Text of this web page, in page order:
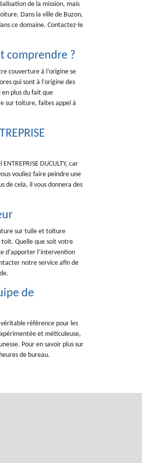
de la mission, mais
Dans la ville de Buzon,
ce domaine. Contactez-le
comprendre ?
couverture à l’origine se
qui sont à l’origine des
plus du fait que
sur toiture, faites appel à
DUCULTY, car
vouliez faire peindre une
de cela, il vous donnera des
sur tuile et toiture
Quelle que soit votre
d’apporter l’intervention
notre service afin de
de
référence pour les
et méticuleuse,
Pour en savoir plus sur
de bureau.